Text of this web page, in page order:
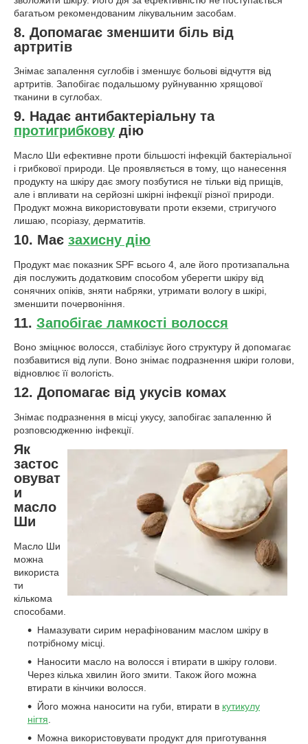
багатьом рекомендованим лікувальним засобам.
8. Допомагає зменшити біль від
артритів
Знімає запалення суглобів і зменшує больові відчуття від
артритів. Запобігає подальшому руйнуванню хрящової
тканини в суглобах.
9. Надає антибактеріальну та
протигрибкову дію
Масло Ши ефективне проти більшості інфекцій бактеріальної
і грибкової природи. Це проявляється в тому, що нанесення
продукту на шкіру дає змогу позбутися не тільки від прищів,
але і впливати на серйозні шкірні інфекції різної природи.
Продукт можна використовувати проти екземи, стригучого
лишаю, псоріазу, дерматитів.
10. Має захисну дію
Продукт має показник SPF всього 4, але його протизапальна
дія послужить додатковим способом уберегти шкіру від
сонячних опіків, зняти набряки, утримати вологу в шкірі,
зменшити почервоніння.
11. Запобігає ламкості волосся
Воно зміцнює волосся, стабілізує його структуру й допомагає
позбавитися від лупи. Воно знімає подразнення шкіри голови,
відновлює її вологість.
12. Допомагає від укусів комах
Знімає подразнення в місці укусу, запобігає запаленню й
розповсюдженню інфекції.
Як
застос
овуват
и
масло
Ши
Масло Ши
можна
використа
ти
кількома
способами.
Намазувати сирим нерафінованим маслом шкіру в
потрібному місці.
Наносити масло на волосся і втирати в шкіру голови.
Через кілька хвилин його змити. Також його можна
втирати в кінчики волосся.
Його можна наносити на губи, втирати в кутикулу
нігтя
Можна використовувати продукт для приготування